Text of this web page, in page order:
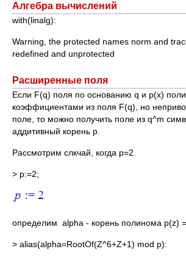
Алгебра вычислений
with(linalg):
Warning, the protected names norm and
redefined and unprotected
Расширенные поля
Если F(q) поля по основанию q и p(x)
коэффициентами из поля F(q), но
поле, то можно получить поле из q^m
аддитивный корень p.
Рассмотрим слкчай, когда p=2.
> p:=2;
определим alpha - корень полинома p(z)
> alias(alpha=RootOf(Z^6+Z+1) mod p):